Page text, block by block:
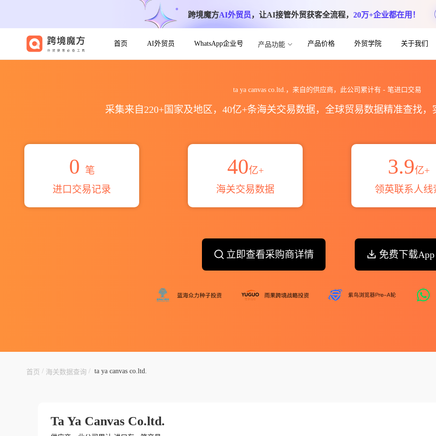
跨境魔方AI外贸员，让AI接管外贸获客全流程， 20万+企业都在用！
首页 AI外贸员 WhatsApp企业号 产品功能 产品价格 外贸学院 关于我们
ta ya canvas co.ltd.，来自的供应商，此公司累计有 -笔进口交易
采集来自220+国家及地区，40亿+条海关交易数据，全球贸易数据精准查找
0 笔
进口交易记录
40亿+
海关交易数据
3.9亿+
领英联系人线
立即查看采购商详情 免费下载App
首页 / 海关数据查询 / ta ya canvas co.ltd.
Ta Ya Canvas Co.ltd.